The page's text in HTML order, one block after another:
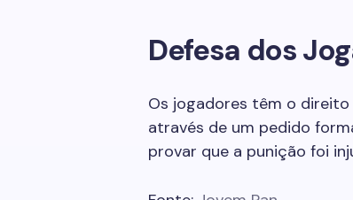
Defesa dos
Os jogadores têm o
através de um pedido
provar que a punição foi